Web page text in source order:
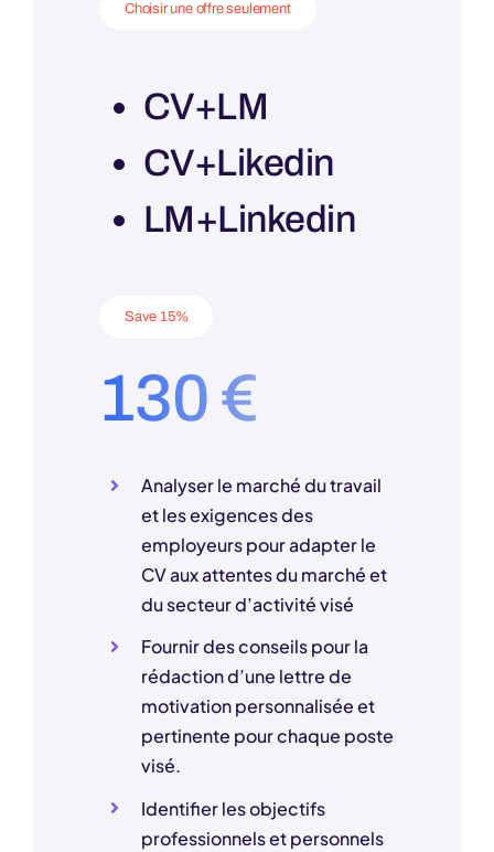
Choisir une offre seulement
CV+LM
CV+Likedin
LM+Linkedin
Save 15%
130 €
Analyser le marché du travail
et les exigences des
employeurs pour adapter le
CV aux attentes du marché et
du secteur d’activité visé
Fournir des conseils pour la
rédaction d’une lettre de
motivation personnalisée et
pertinente pour chaque poste
visé.
Identifier les objectifs
professionnels et personnels